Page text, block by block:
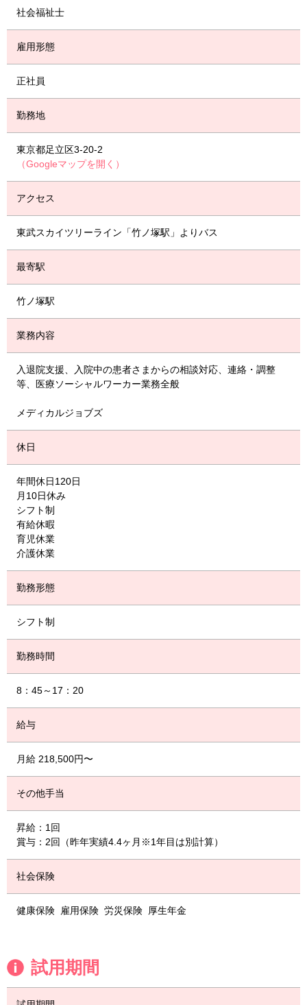
社会福祉士
雇用形態
正社員
勤務地
東京都足立区3-20-2
（Googleマップを開く）
アクセス
東武スカイツリーライン「竹ノ塚駅」よりバス
最寄駅
竹ノ塚駅
業務内容
入退院支援、入院中の患者さまからの相談対応、連絡・調整
等、医療ソーシャルワーカー業務全般
メディカルジョブズ
休日
年間休日120日
月10日休み
シフト制
有給休暇
育児休業
介護休業
勤務形態
シフト制
勤務時間
8：45～17：20
給与
月給 218,500円〜
その他手当
昇給：1回
賞与：2回（昨年実績4.4ヶ月※1年目は別計算）
社会保険
健康保険 雇用保険 労災保険 厚生年金
試用期間